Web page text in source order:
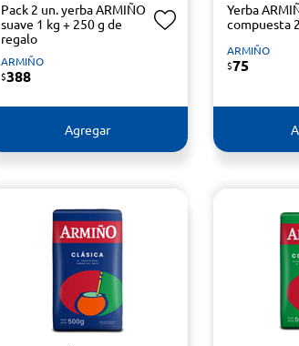
Pack 2 un. yerba ARMIÑO
suave 1 kg + 250 g de
regalo
ARMIÑO
$388
Agregar
Yerba
compuesta
ARMIÑO
$75